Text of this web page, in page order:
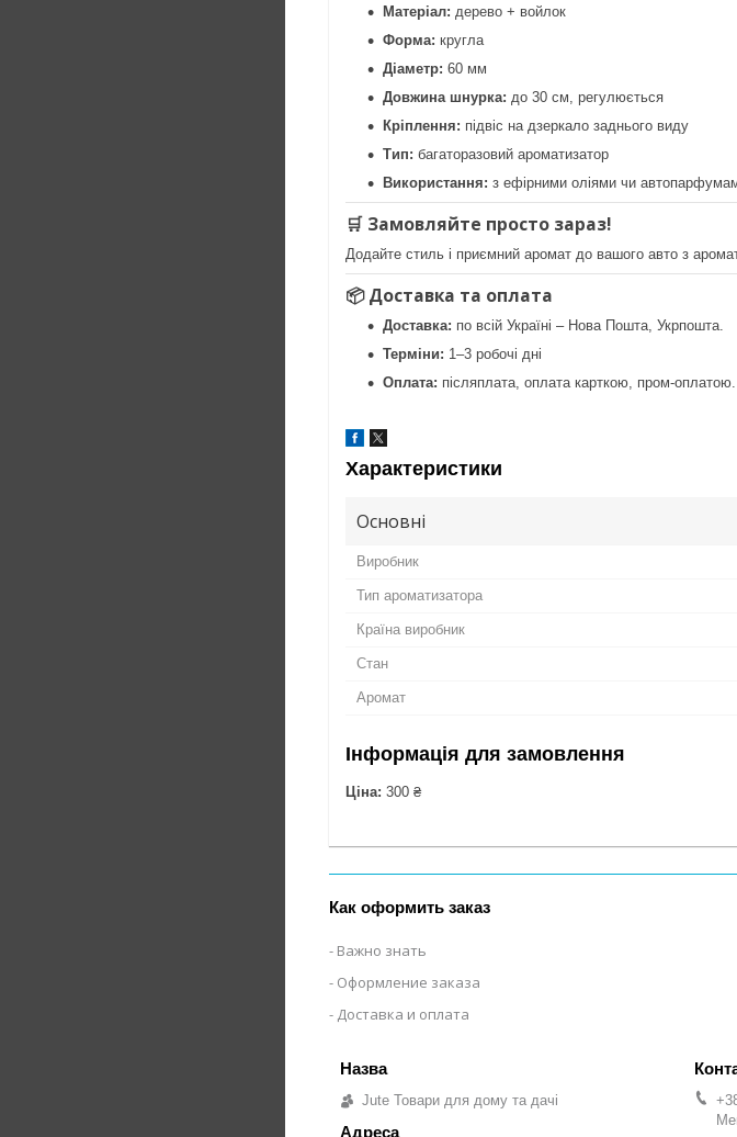
Матеріал: дерево + войлок
Форма: кругла
Діаметр: 60 мм
Довжина шнурка: до 30 см, регулюється
Кріплення: підвіс на дзеркало заднього виду
Тип: багаторазовий ароматизатор
Використання: з ефірними оліями чи
🛒 Замовляйте просто зараз!
Додайте стиль і приємний аромат до вашого авто з
📦Доставка та оплата
Доставка: по всій Україні – Нова Пошта, Укрпошта.
Терміни: 1–3 робочі дні
Оплата: післяплата, оплата карткою, пром-оплатою.
Характеристики
Основні
Виробник
Тип ароматизатора
Країна виробник
Стан
Аромат
Інформація для замовлення
Ціна: 300 ₴
Как оформить заказ
Важно знать
Оформление заказа
Доставка и оплата
Jute Товари для дому та дачі